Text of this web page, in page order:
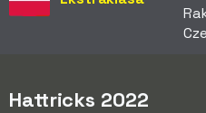
Hattricks 2022